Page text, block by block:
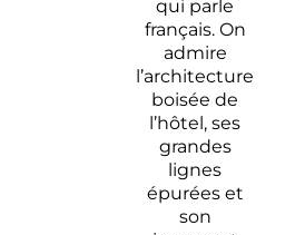
qui parle
français. On
admire
l’architecture
boisée de
l’hôtel, ses
grandes
lignes
épurées et
son